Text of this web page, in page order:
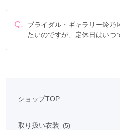
Q.
ブライダル・ギャラリー鈴
たいのですが、定休日はいつ
ショップTOP
取り扱い衣装 (5)